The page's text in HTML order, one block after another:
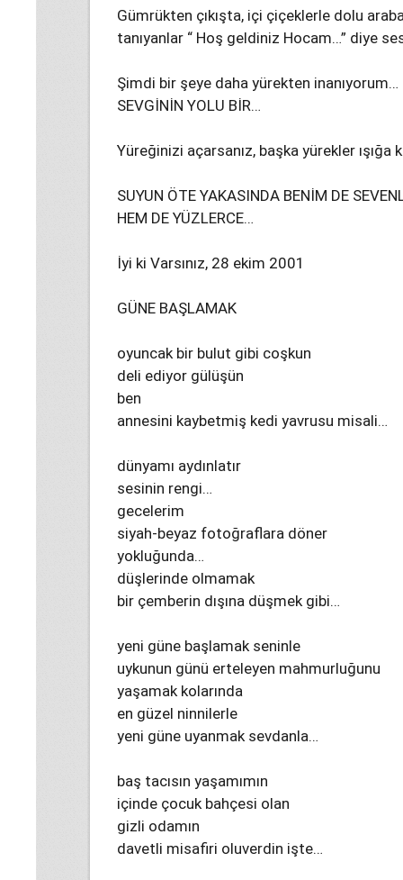
Gümrükten çıkışta, içi çiçeklerle dolu
tanıyanlar “ Hoş geldiniz Hocam…” diye
Şimdi bir şeye daha yürekten inanıyorum…
SEVGİNİN YOLU BİR…
Yüreğinizi açarsanız, başka yürekler
SUYUN ÖTE YAKASINDA BENİM DE
HEM DE YÜZLERCE…
İyi ki Varsınız, 28 ekim 2001
GÜNE BAŞLAMAK
oyuncak bir bulut gibi coşkun
deli ediyor gülüşün
ben
annesini kaybetmiş kedi yavrusu misali…
dünyamı aydınlatır
sesinin rengi…
gecelerim
siyah-beyaz fotoğraflara döner
yokluğunda…
düşlerinde olmamak
bir çemberin dışına düşmek gibi…
yeni güne başlamak seninle
uykunun günü erteleyen mahmurluğunu
yaşamak kolarında
en güzel ninnilerle
yeni güne uyanmak sevdanla…
baş tacısın yaşamımın
içinde çocuk bahçesi olan
gizli odamın
davetli misafiri oluverdin işte…